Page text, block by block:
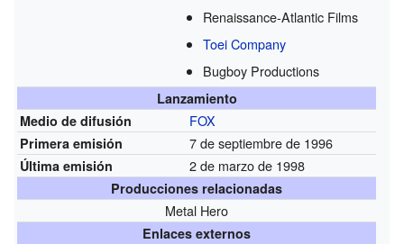
Renaissance-Atlantic Films
Toei Company
Bugboy Productions
Lanzamiento
Medio de difusión
FOX
Primera emisión 7 de septiembre de 1996
Última emisión 2 de marzo de 1998
Producciones relacionadas
Metal Hero
Enlaces externos